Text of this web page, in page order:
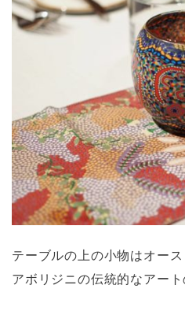
テーブルの上の小物はオー
アボリジニの伝統的なアート